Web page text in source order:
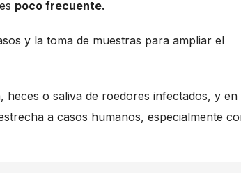
poco frecuente.
y la toma de muestras para ampliar el
o saliva de roedores infectados, y en
a casos humanos, especialmente